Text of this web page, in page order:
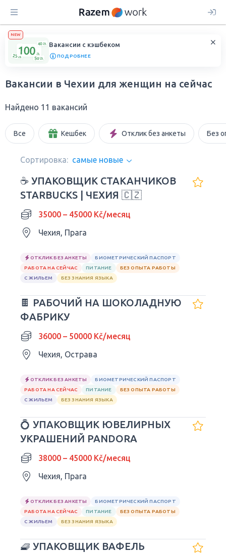
NEW
Вакансии с кэшбеком
ПОДРОБНЕЕ
Вакансии в Чехии для женщин на сейчас
Найдено 11 вакансий
Все Кешбек Отклик без анкеты Без
Сортировка: самые новые
☕ УПАКОВЩИК СТАКАНЧИКОВ
STARBUCKS | ЧЕХИЯ 🇨🇿
35000 – 45000 Kč/месяц
Чехия, Прага
ОТКЛИК БЕЗ АНКЕТЫ
БИОМЕТРИЧЕСКИЙ ПАСПОРТ
РАБОТА НА СЕЙЧАС
ПИТАНИЕ
БЕЗ ОПЫТА РАБОТЫ
С ЖИЛЬЕМ
БЕЗ ЗНАНИЯ ЯЗЫКА
🍫 РАБОЧИЙ НА ШОКОЛАДНУЮ
ФАБРИКУ
36000 – 50000 Kč/месяц
Чехия, Острава
ОТКЛИК БЕЗ АНКЕТЫ
БИОМЕТРИЧЕСКИЙ ПАСПОРТ
РАБОТА НА СЕЙЧАС
ПИТАНИЕ
БЕЗ ОПЫТА РАБОТЫ
С ЖИЛЬЕМ
БЕЗ ЗНАНИЯ ЯЗЫКА
💍 УПАКОВЩИК ЮВЕЛИРНЫХ
УКРАШЕНИЙ PANDORA
38000 – 45000 Kč/месяц
Чехия, Прага
ОТКЛИК БЕЗ АНКЕТЫ
БИОМЕТРИЧЕСКИЙ ПАСПОРТ
РАБОТА НА СЕЙЧАС
ПИТАНИЕ
БЕЗ ОПЫТА РАБОТЫ
С ЖИЛЬЕМ
БЕЗ ЗНАНИЯ ЯЗЫКА
🧇 УПАКОВЩИК ВАФЕЛЬ